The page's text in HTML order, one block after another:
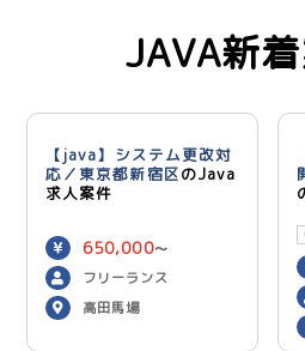
JAVA新
【java】システム更改対
応／東京都新宿区のJava
求人案件
650,000〜
750,000 円／月
フリーランス
高田馬場